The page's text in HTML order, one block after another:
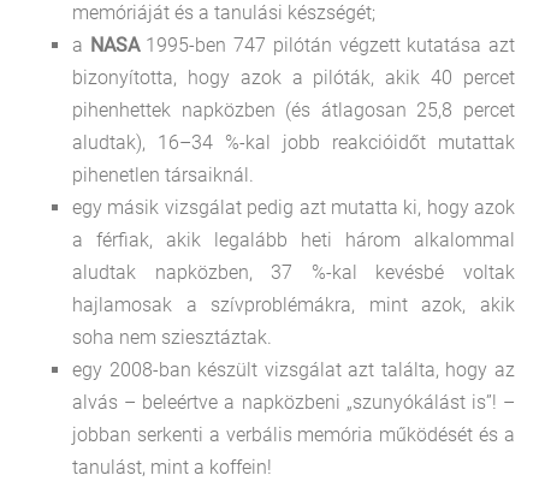
memóriáját és a tanulási készségét;
a NASA1995-ben 747 pilótán végzett kutatása azt
bizonyította, hogy azok a pilóták, akik 40 percet
pihenhettek napközben (és átlagosan 25,8 percet
aludtak), 16–34 %-kal jobb reakcióidőt mutattak
pihenetlen társaiknál.
egy másik vizsgálat pedig azt mutatta ki, hogy azok
a férfiak, akik legalább heti három alkalommal
aludtak napközben, 37 %-kal kevésbé voltak
hajlamosak a szívproblémákra, mint azok, akik
soha nem sziesztáztak.
egy 2008-ban készült vizsgálat azt találta, hogy az
alvás – beleértve a napközbeni „szunyókálást is”! –
jobban serkenti a verbális memória működését és a
tanulást, mint a koffein!